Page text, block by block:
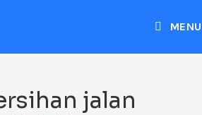
MENU
jalan